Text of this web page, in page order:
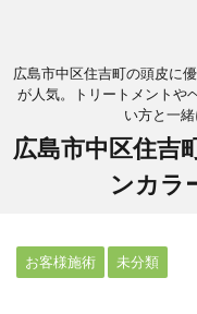
広島市中区住吉町の頭皮に
が人気。トリートメントや
い方と一緒
広島市中区住吉
ンカラ
お客様施術 未分類